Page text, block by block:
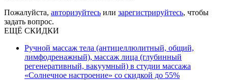
Пожалуйста, авторизуйтесь или зарегистрируйтесь, чтобы
задать вопрос.
ЕЩЁ СКИДКИ
Ручной массаж тела (антицеллюлитный, общий,
лимфодренажный), массаж лица (глубинный
регенеративный, вакуумный) в студии массажа
«Солнечное настроение» со скидкой до 55%